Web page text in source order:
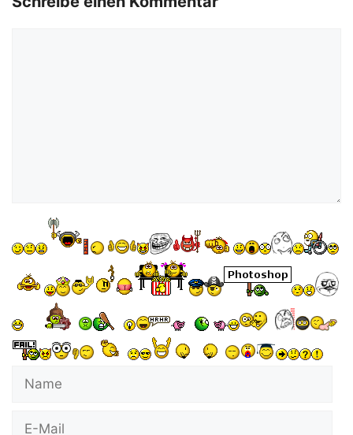
Name